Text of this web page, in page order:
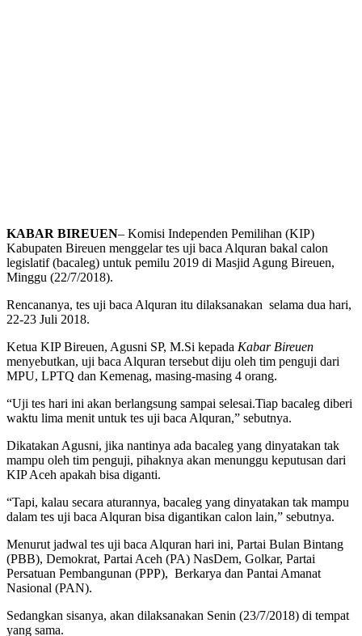
KABAR BIREUEN– Komisi Independen Pemilihan (KIP)
Kabupaten Bireuen menggelar tes uji baca Alquran bakal calon
legislatif (bacaleg) untuk pemilu 2019 di Masjid Agung Bireuen,
Minggu (22/7/2018).
Rencananya, tes uji baca Alquran itu dilaksanakan selama dua hari,
22-23 Juli 2018.
Ketua KIP Bireuen, Agusni SP, M.Si kepada Kabar Bireuen
menyebutkan, uji baca Alquran tersebut diju oleh tim penguji dari
MPU, LPTQ dan Kemenag, masing-masing 4 orang.
“Uji tes hari ini akan berlangsung sampai selesai.Tiap bacaleg diberi
waktu lima menit untuk tes uji baca Alquran,” sebutnya.
Dikatakan Agusni, jika nantinya ada bacaleg yang dinyatakan tak
mampu oleh tim penguji, pihaknya akan menunggu keputusan dari
KIP Aceh apakah bisa diganti.
“Tapi, kalau secara aturannya, bacaleg yang dinyatakan tak mampu
dalam tes uji baca Alquran bisa digantikan calon lain,” sebutnya.
Menurut jadwal tes uji baca Alquran hari ini, Partai Bulan Bintang
(PBB), Demokrat, Partai Aceh (PA) NasDem, Golkar, Partai
Persatuan Pembangunan (PPP), Berkarya dan Pantai Amanat
Nasional (PAN).
Sedangkan sisanya, akan dilaksanakan Senin (23/7/2018) di tempat
yang sama.